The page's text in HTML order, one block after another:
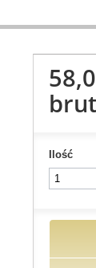
Ilość